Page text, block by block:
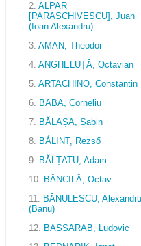
2. ALPAR
[PARASCHIVESCU], Juan
(Ioan Alexandru)
3. AMAN, Theodor
4. ANGHELUȚĂ, Octavian
5. ARTACHINO, Constantin
6. BABA, Corneliu
7. BĂLAȘA, Sabin
8. BÁLINT, Rezső
9. BĂLȚATU, Adam
10. BĂNCILĂ, Octav
11. BĂNULESCU, Alexandru
(Banu)
12. BASSARAB, Ludovic